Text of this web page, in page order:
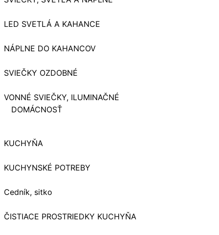
LED SVETLÁ A KAHANCE
NÁPLNE DO KAHANCOV
SVIEČKY OZDOBNÉ
VONNÉ SVIEČKY, ILUMINAČNÉ
DOMÁCNOSŤ
KUCHYŇA
KUCHYNSKÉ POTREBY
Cedník, sitko
ČISTIACE PROSTRIEDKY KUCHYŇA